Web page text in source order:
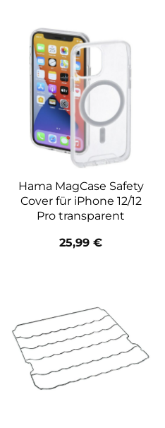
Hama MagCase Safety
Cover für iPhone 12/12
Pro transparent
25,99 €